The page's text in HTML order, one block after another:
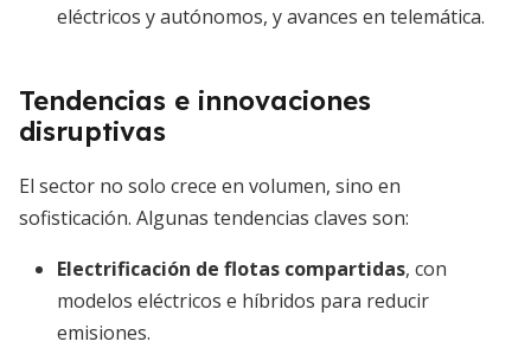
eléctricos y autónomos, y avances en telemática.
Tendencias e innovaciones
disruptivas
El sector no solo crece en volumen, sino en
sofisticación. Algunas tendencias claves son:
Electrificación de flotas compartidas, con
modelos eléctricos e híbridos para reducir
emisiones.